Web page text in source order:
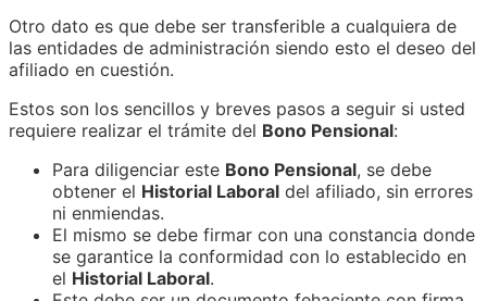
Otro dato es que debe ser transferible a cualquiera de
las entidades de administración siendo esto el deseo del
afiliado en cuestión.
Estos son los sencillos y breves pasos a seguir si usted
requiere realizar el trámite del Bono Pensional:
Para diligenciar este Bono Pensional, se debe
obtener el Historial Laboral del afiliado, sin errores
ni enmiendas.
El mismo se debe firmar con una constancia donde
se garantice la conformidad con lo establecido en
el Historial Laboral.